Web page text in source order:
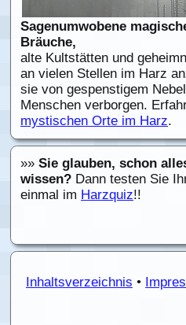
Sagenumwobene
Bräuche,
alte Kultstätten und
an vielen Stellen im Harz
sie von gespenstigem
Menschen verborgen.
mystischen Orte im Harz.
»» Sie glauben, schon
wissen? Dann testen Sie
einmal im Harzquiz!!
Inhaltsverzeichnis •